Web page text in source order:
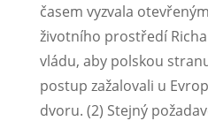
časem vyzvala
životního prostředí
vládu, aby polskou
postup zažalovali u
dvoru. (2) Stejný